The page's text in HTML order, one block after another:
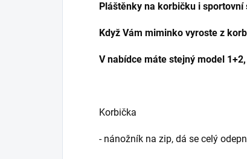
Pláštěnky na korbičku i sportovní
Když Vám miminko vyroste z
V nabídce máte stejný model
Korbička
- nánožník na zip, dá se celý